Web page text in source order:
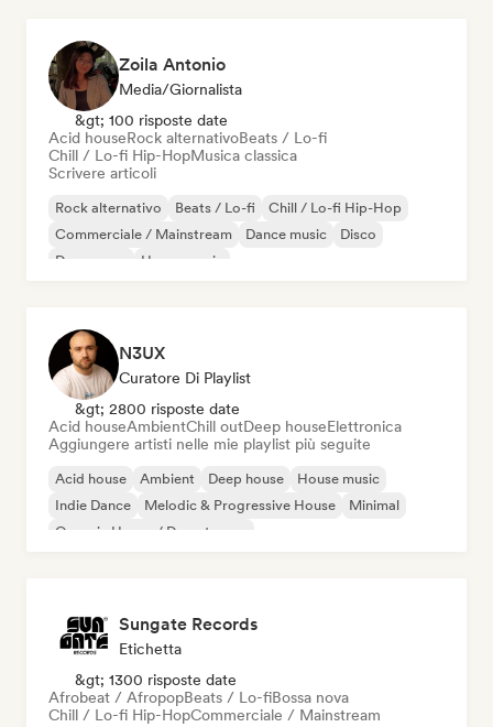
Zoila Antonio
Media/Giornalista
&gt; 100 risposte date
Acid houseRock alternativoBeats / Lo-fi
Chill / Lo-fi Hip-HopMusica classica
Scrivere articoli
Rock alternativo Beats / Lo-fi
Chill / Lo-fi Hip-Hop
Commerciale / Mainstream
Dance music
Disco
Dream pop
House music
N3UX
Curatore Di Playlist
&gt; 2800 risposte date
Acid houseAmbientChill outDeep houseElettronica
Aggiungere artisti nelle mie playlist più seguite
Acid house Ambient Deep house
House music
Indie Dance
Melodic & Progressive House
Minimal
Organic House / Downtempo
Sungate Records
Etichetta
&gt; 1300 risposte date
Afrobeat / AfropopBeats / Lo-fiBossa nova
Chill / Lo-fi Hip-HopCommerciale / Mainstream